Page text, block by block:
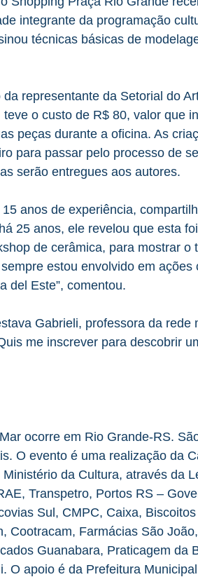
integrante da programação
técnicas básicas de
representante da Setorial do
o custo de R$ 80, valor que
peças durante a oficina. As
para passar pelo processo de
serão entregues aos autores.
anos de experiência,
25 anos, ele revelou que esta
de cerâmica, para mostrar
estou envolvido em
del Este”, comentou.
Gabrieli, professora da
me inscrever para descobrir
ocorre em Rio Grande-RS.
O evento é uma realização da
da Cultura, através da
Transpetro, Portos RS –
Sul, CMPC, Caixa,
Cootracam, Farmácias São
Guanabara, Praticagem da
O apoio é da Prefeitura